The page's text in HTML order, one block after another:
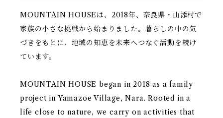
MOUNTAIN HOUSEは、2018年、奈良県・山添村で
家族の小さな挑戦から始まりました。暮らしの中の気
づきをもとに、地域の知恵を未来へつなぐ活動を続け
ています。
MOUNTAIN HOUSE began in 2018 as a family
project in Yamazoe Village, Nara. Rooted in a
life close to nature, we carry on activities that